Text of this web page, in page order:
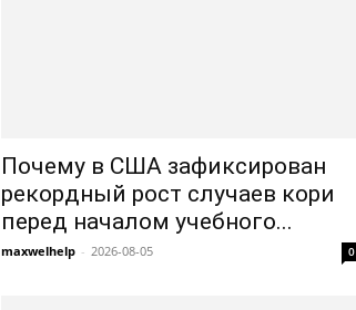
Почему в США зафиксирован
рекордный рост случаев кори
перед началом учебного...
maxwelhelp - 2026-08-05 0